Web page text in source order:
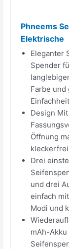
Phneems
Elektrische
Eleganter
Spender
Farbe
Design
Öffnung
kleckerfrei
Drei
und drei
einfach
Modi und
mAh-